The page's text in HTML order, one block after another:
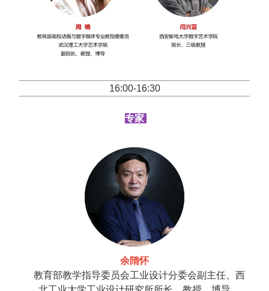
16:00-16:30
专家
余隋怀
教育部教学指导委员会工业设计分委会副主任、西